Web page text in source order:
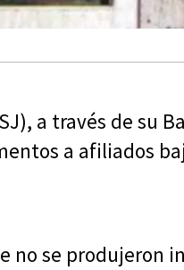
a través de su
a afiliados
no se produjeron